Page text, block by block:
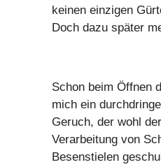
keinen einzigen
Doch dazu später
Schon beim Öffnen
mich ein
Geruch, der wohl
Verarbeitung von
Besenstielen